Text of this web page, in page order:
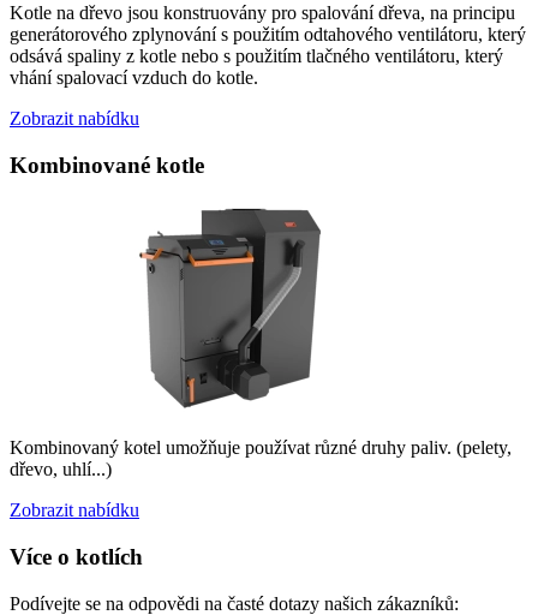
Kotle na dřevo jsou konstruovány pro spalování dřeva, na principu
generátorového zplynování s použitím odtahového ventilátoru, který
odsává spaliny z kotle nebo s použitím tlačného ventilátoru, který
vhání spalovací vzduch do kotle.
Zobrazit nabídku
Kombinované kotle
Kombinovaný kotel umožňuje používat různé druhy paliv. (pelety,
dřevo, uhlí...)
Zobrazit nabídku
Více o kotlích
Podívejte se na odpovědi na časté dotazy našich zákazníků: